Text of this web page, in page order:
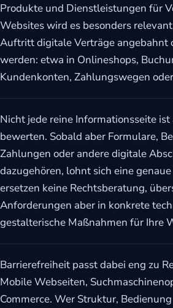
Produkte und Dienstleistungen für
Websites wird es besonders
Auftritt digitale Verträge angebahnt
werden: etwa in Onlineshops,
Kundenkonten, Zahlungswegen
Nicht jede reine Informationsseite
bewerten. Sobald aber Formulare,
Zahlungen oder andere digitale
dazugehören, lohnt sich eine
ersetzen keine Rechtsberatung,
Anforderungen aber in konkrete
gestalterische Maßnahmen für Ihre
Barrierefreiheit passt dabei eng zu
Mobile Webseiten,
Commerce. Wer Struktur,